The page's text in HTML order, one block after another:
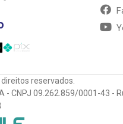
reservados.
CNPJ 09.262.859/0001-43 -